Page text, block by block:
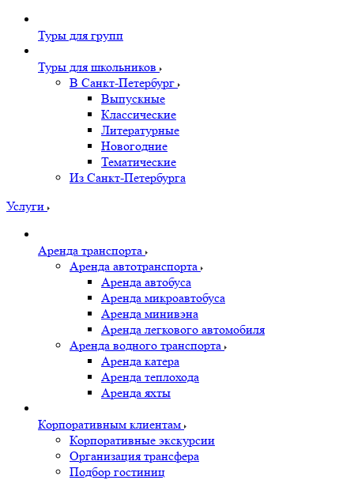
Туры для групп
Туры для школьников
В Санкт-Петербург
Выпускные
Классические
Литературные
Новогодние
Тематические
Из Санкт-Петербурга
Услуги
Аренда транспорта
Аренда автотранспорта
Аренда автобуса
Аренда микроавтобуса
Аренда минивэна
Аренда легкового автомобиля
Аренда водного транспорта
Аренда катера
Аренда теплохода
Аренда яхты
Корпоративным клиентам
Корпоративные экскурсии
Организация трансфера
Подбор гостиниц